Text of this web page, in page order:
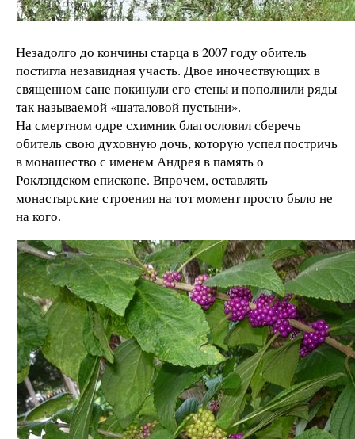
Незадолго до кончины старца в 2007 году обитель
постигла незавидная участь. Двое иночествующих в
священном сане покинули его стены и пополнили ряды
так называемой «шаталовой пустыни».
На смертном одре схимник благословил сберечь
обитель свою духовную дочь, которую успел постричь
в монашество с именем Андрея в память о
Роклэндском епископе. Впрочем, оставлять
монастырские строения на тот момент просто было не
на кого.